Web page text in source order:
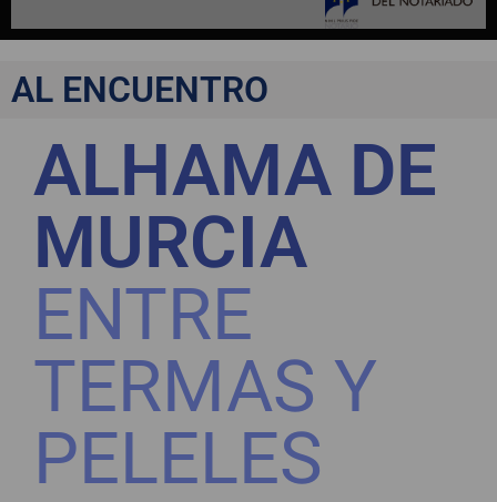
AL ENCUENTRO
ALHAMA DE
MURCIA
ENTRE
TERMAS Y
PELELES